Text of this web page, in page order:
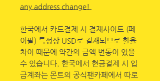
any address change!
한국에서 카드결제 시 결재사이트 (페
이팔) 특성상 USD로 결재되므로 환율
차이 때문에 약간의 금액 변동이 있을
수 있습니다. 한국에서 현금결제 시 입
금계좌는 몬트의 공식팬카페에서 따로